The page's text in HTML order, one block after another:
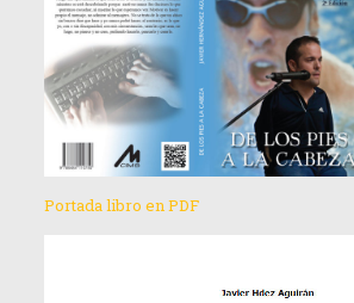
Portada libro en PDF